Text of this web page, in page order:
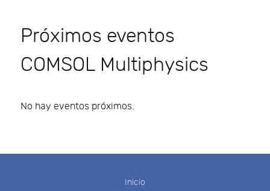
Próximos eventos
COMSOL Multiphysics
No hay eventos próximos.
Inicio